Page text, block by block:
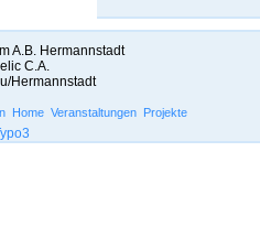
A.B. Hermannstadt
C.A.
Hermannstadt
Home Veranstaltungen Projekte